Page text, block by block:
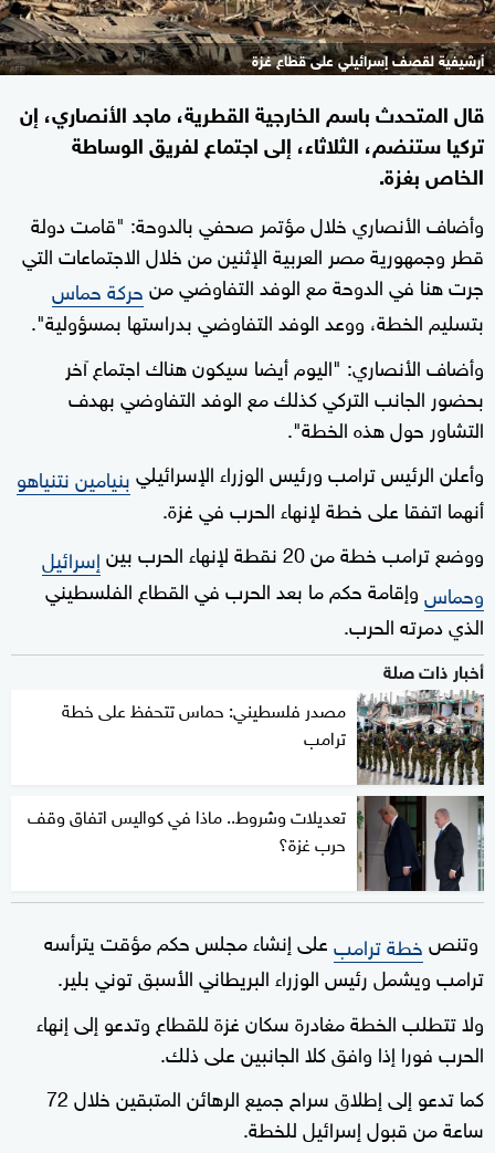
أرشيفية لقصف إسرائيلي على قطاع غزة
قال المتحدث باسم الخارجية القطرية، ماجد الأنصاري، إن
تركيا ستنضم، الثلاثاء، إلى اجتماع لفريق الوساطة
الخاص بغزة.
وأضاف الأنصاري خلال مؤتمر صحفي بالدوحة: "قامت دولة
قطر وجمهورية مصر العربية الإثنين من خلال الاجتماعات التي
جرت هنا في الدوحة مع الوفد التفاوضي منحركة حماس
بتسليم الخطة، ووعد الوفد التفاوضي بدراستها بمسؤولية".
وأضاف الأنصاري: "اليوم أيضا سيكون هناك اجتماع آخر
بحضور الجانب التركي كذلك مع الوفد التفاوضي بهدف
التشاور حول هذه الخطة".
وأعلن الرئيس ترامب ورئيس الوزراء الإسرائيليبنيامين نتنياهو
أنهما اتفقا على خطة لإنهاء الحرب في غزة.
ووضع ترامب خطة من 20 نقطة لإنهاء الحرب بين
إسرائيل
وحماسوإقامة حكم ما بعد الحرب في القطاع الفلسطيني
الذي دمرته الحرب.
أخبار ذات صلة
مصدر فلسطيني: حماس تتحفظ على خطة
ترامب
تعديلات وشروط.. ماذا في كواليس اتفاق وقف
حرب غزة؟
وتنصخطة ترامبعلى إنشاء مجلس حكم مؤقت يترأسه
ترامب ويشمل رئيس الوزراء البريطاني الأسبق توني بلير.
ولا تتطلب الخطة مغادرة سكان غزة للقطاع وتدعو إلى إنهاء
الحرب فورا إذا وافق كلا الجانبين على ذلك.
كما تدعو إلى إطلاق سراح جميع الرهائن المتبقين خلال 72
ساعة من قبول إسرائيل للخطة.